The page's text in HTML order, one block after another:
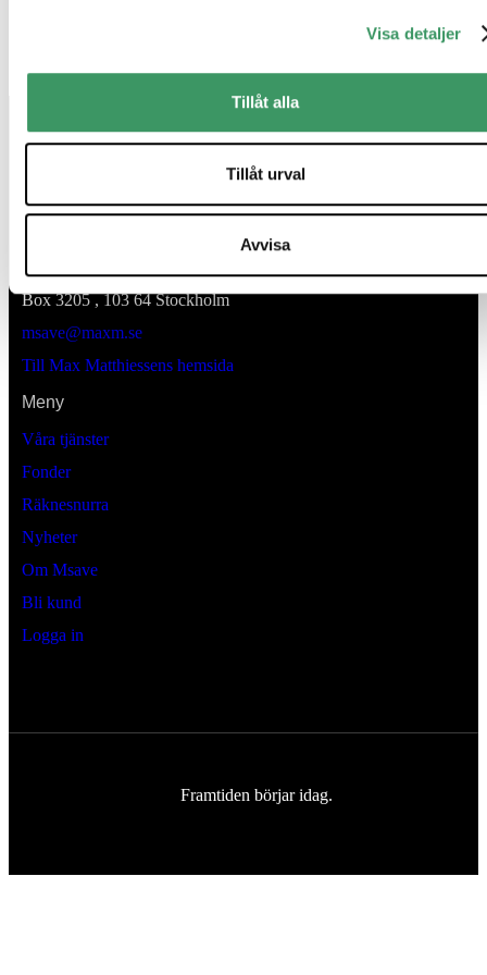
Visa detaljer
Tillåt alla
Tillåt urval
Avvisa
Box 3205 , 103 64 Stockholm
msave@maxm.se
Till Max Matthiessens hemsida
Meny
Våra tjänster
Fonder
Räknesnurra
Nyheter
Om Msave
Bli kund
Logga in
Framtiden börjar idag.